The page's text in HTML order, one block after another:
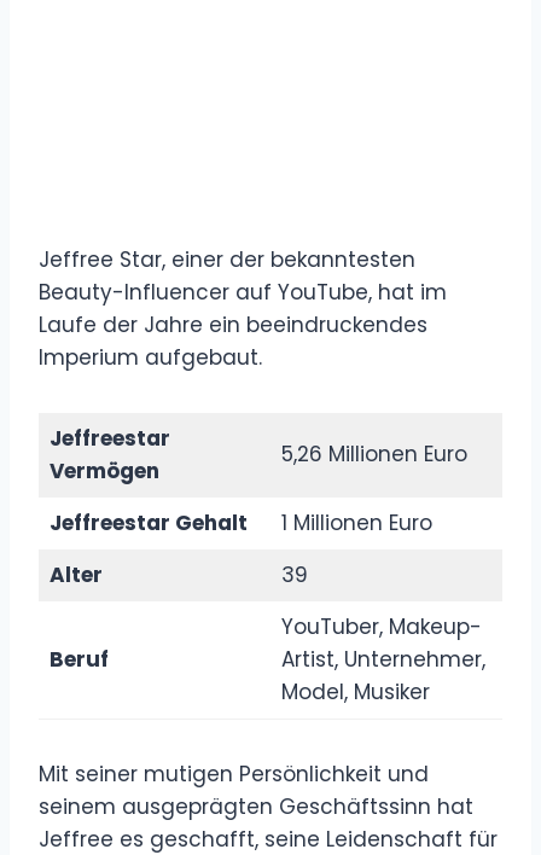
Jeffree Star, einer der bekanntesten
Beauty-Influencer auf YouTube, hat im
Laufe der Jahre ein beeindruckendes
Imperium aufgebaut.
Jeffreestar
Vermögen
5,26 Millionen Euro
Jeffreestar Gehalt
1 Millionen Euro
Alter
39
Beruf
YouTuber, Makeup-
Artist, Unternehmer,
Model, Musiker
Mit seiner mutigen Persönlichkeit und
seinem ausgeprägten Geschäftssinn hat
Jeffree es geschafft, seine Leidenschaft für